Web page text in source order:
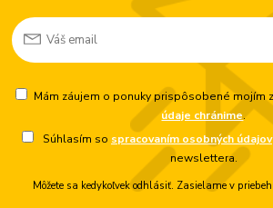
Mám záujem o ponuky prispôsobené mojím
údaje chránime.
Súhlasím so spracovaním osobných údajov
newslettera.
Môžete sa kedykoľvek odhlásiť. Zasielame v